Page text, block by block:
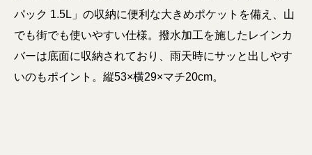
パック 1.5L」の収納に便利な大きめポケットを備え、山
でも街でも使いやすい仕様。撥水加工を施したレインカ
バーは底面に収納されており、雨天時にサッと出しやす
いのもポイント。縦53×横29×マチ20cm。